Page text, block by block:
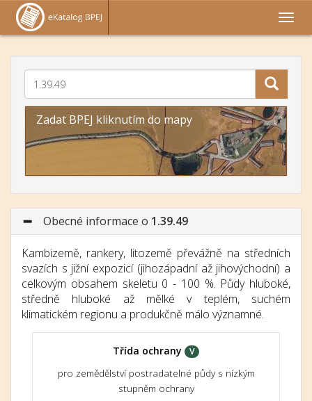
Zadat BPEJ kliknutím do mapy
Obecné informace o 1.39.49
Kambizemě, rankery, litozemě převážně na středních
svazích s jižní expozicí (jihozápadní až jihovýchodní) a
celkovým obsahem skeletu 0 - 100 %. Půdy hluboké,
středně hluboké až mělké v teplém, suchém
klimatickém regionu a produkčně málo významné.
Třída ochrany V
pro zemědělství postradatelné půdy s nízkým
stupněm ochrany